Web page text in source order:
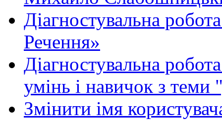
Діагностувальна
Речення»
Діагностувальна
умінь і навичок з теми
Змінити імя